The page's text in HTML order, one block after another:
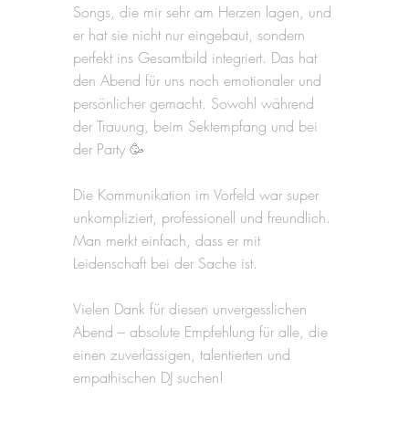
Songs, die mir sehr am Herzen lagen, und
er hat sie nicht nur eingebaut, sondern
perfekt ins Gesamtbild integriert. Das hat
den Abend für uns noch emotionaler und
persönlicher gemacht. Sowohl während
der Trauung, beim Sektempfang und bei
der Party 🥳
Die Kommunikation im Vorfeld war super
unkompliziert, professionell und freundlich.
Man merkt einfach, dass er mit
Leidenschaft bei der Sache ist.
Vielen Dank für diesen unvergesslichen
Abend – absolute Empfehlung für alle, die
einen zuverlässigen, talentierten und
empathischen DJ suchen!